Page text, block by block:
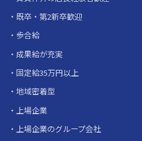
既卒・第2新卒歓迎
歩合給
成果給が充実
固定給35万円以上
地域密着型
上場企業
上場企業のグループ会社